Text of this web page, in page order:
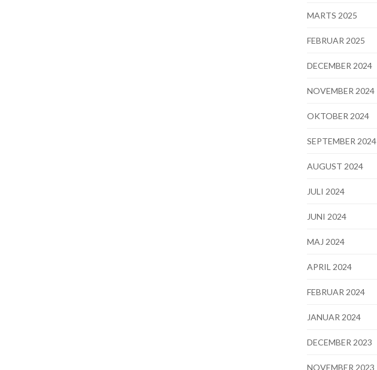
MARTS 2025
FEBRUAR 2025
DECEMBER 2024
NOVEMBER 2024
OKTOBER 2024
SEPTEMBER 2024
AUGUST 2024
JULI 2024
JUNI 2024
MAJ 2024
APRIL 2024
FEBRUAR 2024
JANUAR 2024
DECEMBER 2023
NOVEMBER 2023